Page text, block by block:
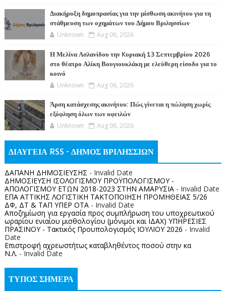
Διακήρυξη δημοπρασίας για την μίσθωση ακινήτου για τη
στάθμευση των οχημάτων του Δήμου Βριλησσίων
Unknown Aug 06, 2026
Η Μελίνα Ασλανίδου την Kυριακή 13 Σεπτεμβρίου 2026
στο θέατρο Αλίκη Βουγιουκλάκη με ελεύθερη είσοδο για το
κοινό
Unknown Aug 06, 2026
Άρση κατάσχεσης ακινήτου: Πώς γίνεται η πώληση χωρίς
εξόφληση όλων των οφειλών
Unknown Aug 06, 2026
ΔΙΑΥΓΕΙΑ RSS - ΔΗΜΟΣ ΒΡΙΛΗΣΣΙΩΝ
ΔΑΠΑΝΗ ΔΗΜΟΣΙΕΥΣΗΣ - Invalid Date
ΔΗΜΟΣΙΕΥΣΗ ΙΣΟΛΟΓΙΣΜΟΥ ΠΡΟΫΠΟΛΟΓΙΣΜΟΥ -
ΑΠΟΛΟΓΙΣΜΟΥ ΕΤΩΝ 2018-2023 ΣΤΗΝ ΑΜΑΡΥΣΙΑ- Invalid Date
ΕΠΑ ΑΤΤΙΚΗΣ ΛΟΓΙΣΤΙΚΗ ΤΑΚΤΟΠΟΙΗΣΗ ΠΡΟΜΗΘΕΙΑΣ 5/26
ΔΦ, ΔΤ & ΤΑΠ ΥΠΕΡ ΟΤΑ- Invalid Date
Αποζημίωση για εργασία προς συμπλήρωση του υποχρεωτικού
ωραρίου ενιαίου μισθολογίου (μόνιμοι και ΙΔΑΧ) ΥΠΗΡΕΣΙΕΣ
ΠΡΑΣΙΝΟΥ - Τακτικός Προυπολογισμός ΙΟΥΛΙΟΥ 2026 - Invalid
Date
Επιστροφή αχρεωστήτως καταβληθέντος ποσoύ στην κα
Ν.Λ. - Invalid Date
ΤΥΠΟΣ ΣΗΜΕΡΑ